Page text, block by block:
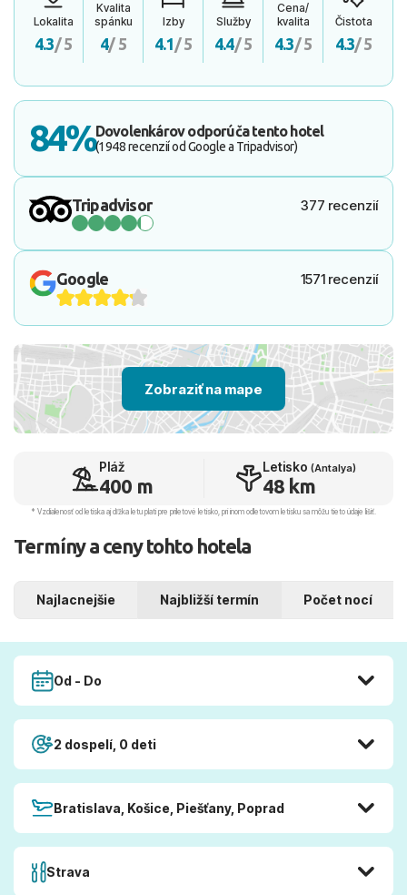
Lokalita
4.3/ 5
Kvalita
spánku
4/ 5
Izby
4.1/ 5
Služby
4.4/ 5
Cena/
kvalita
4.3/ 5
Čistota
4.3/ 5
84%Dovolenkárov odporúča tento hotel
(1948 recenzií od Google a Tripadvisor)
Tripadvisor 377 recenzií
Google 1571 recenzií
Zobraziť na mape
Pláž
400 m
Letisko (Antalya)
48 km
* Vzdialenosť od letiska aj dľžka letu platí pre príletové letisko, pri inom odletovom letisku sa môžu tieto údaje líšiť.
Termíny a ceny tohto hotela
Najlacnejšie Najbližší termín Počet nocí
Od - Do
2 dospelí, 0 deti
Bratislava, Košice, Piešťany, Poprad
Strava